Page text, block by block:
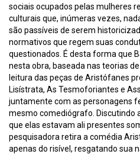
sociais ocupados pelas mulheres
culturais que, inúmeras vezes,
são passíveis de serem
normativos que regem suas
questionados. É desta forma que
nesta obra, baseada nas teorias
leitura das peças de Aristófanes
Lisístrata, As Tesmoforiantes e
juntamente com as personagens
mesmo comediógrafo. Discutindo
que elas estavam ali presentes
pesquisadora retira a comédia
apenas do risível, resgatando sua